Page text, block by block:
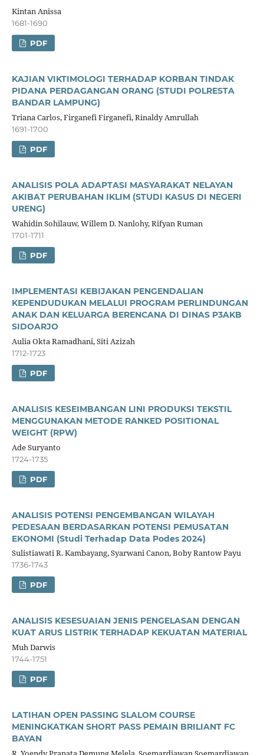
Kintan Anissa
1681-1690
PDF
KAJIAN VIKTIMOLOGI TERHADAP KORBAN TINDAK
PIDANA PERDAGANGAN ORANG (STUDI POLRESTA
BANDAR LAMPUNG)
Triana Carlos, Firganefi Firganefi, Rinaldy Amrullah
1691-1700
PDF
ANALISIS POLA ADAPTASI MASYARAKAT NELAYAN
AKIBAT PERUBAHAN IKLIM (STUDI KASUS DI NEGERI
URENG)
Wahidin Sohilauw, Willem D. Nanlohy, Rifyan Ruman
1701-1711
PDF
IMPLEMENTASI KEBIJAKAN PENGENDALIAN
KEPENDUDUKAN MELALUI PROGRAM PERLINDUNGAN
ANAK DAN KELUARGA BERENCANA DI DINAS P3AKB
SIDOARJO
Aulia Okta Ramadhani, Siti Azizah
1712-1723
PDF
ANALISIS KESEIMBANGAN LINI PRODUKSI TEKSTIL
MENGGUNAKAN METODE RANKED POSITIONAL
WEIGHT (RPW)
Ade Suryanto
1724-1735
PDF
ANALISIS POTENSI PENGEMBANGAN WILAYAH
PEDESAAN BERDASARKAN POTENSI PEMUSATAN
EKONOMI (Studi Terhadap Data Podes 2024)
Sulistiawati R. Kambayang, Syarwani Canon, Boby Rantow Payu
1736-1743
PDF
ANALISIS KESESUAIAN JENIS PENGELASAN DENGAN
KUAT ARUS LISTRIK TERHADAP KEKUATAN MATERIAL
Muh Darwis
1744-1751
PDF
LATIHAN OPEN PASSING SLALOM COURSE
MENINGKATKAN SHORT PASS PEMAIN BRILIANT FC
BAYAN